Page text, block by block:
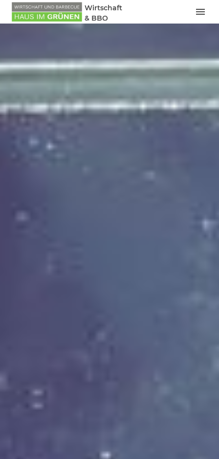
Wirtschaft
& BBQ